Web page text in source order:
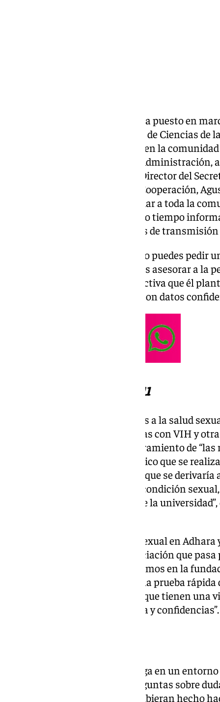
La Universidad de Sevilla (US) ha puesto en
que se encuentra en la Facultad de Ciencias de
“necesidad que se ha detectado en la
Personal Técnico de Gestión y
estudiantes”. Así lo describe el Director del
Campus Saludable, Igualdad y Cooperación,
se hace es “asesorar y concienciar a toda la
salud afectivo-sexual y al mismo tiempo
prevención de las enfermedades de
A través de un correo electrónico puedes pedir
Durante la cita “lo que se hace es asesorar a la
aspectos en materia sexual-afectiva que él
totalmente segura y anónima, con datos
insitu
La asociación Adhara, dedicados a la salud
atención integral de las personas con VIH y
punto de salud sexual en asesoramiento de
realizar una prueba de diagnóstico que se
asesoramiento sobre violencia, que se
psicológicos relaciones con su condición
unidad de psicología aplicada de la
Rafa García, monitor de salud sexual en
explicado el cometido de la asociación que
universitaria todo lo que realizamos en la
salud afectiva-sexual y acercar la prueba
han hecho nunca o a personas que tienen una
la puedan hacer de forma rápida y confidencias”.
“Nosotros valoramos que se haga en un
a sentir seguros para hacer preguntas sobre
sexualidad, una práctica que hubieran hecho